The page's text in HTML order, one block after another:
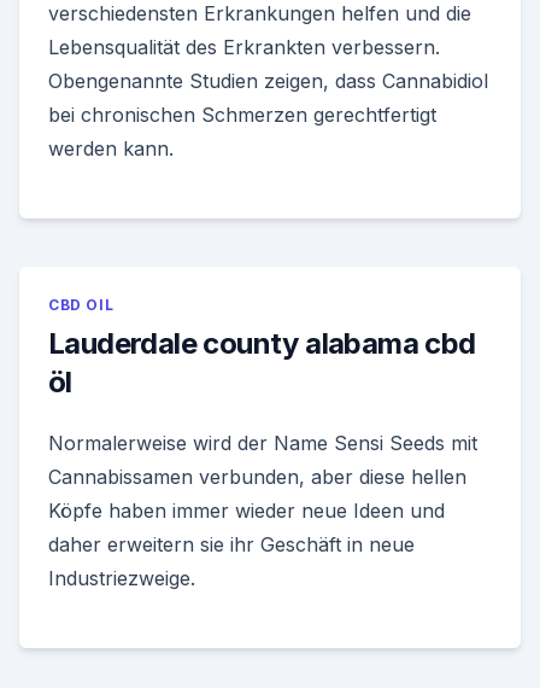
verschiedensten Erkrankungen helfen und die
Lebensqualität des Erkrankten verbessern.
Obengenannte Studien zeigen, dass Cannabidiol
bei chronischen Schmerzen gerechtfertigt
werden kann.
CBD OIL
Lauderdale county alabama cbd
öl
Normalerweise wird der Name Sensi Seeds mit
Cannabissamen verbunden, aber diese hellen
Köpfe haben immer wieder neue Ideen und
daher erweitern sie ihr Geschäft in neue
Industriezweige.